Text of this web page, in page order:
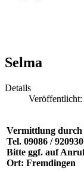
Selma
Details
Vermittlung durch
Tel. 09086 / 920930
Bitte ggf. auf
Ort: Fremdingen